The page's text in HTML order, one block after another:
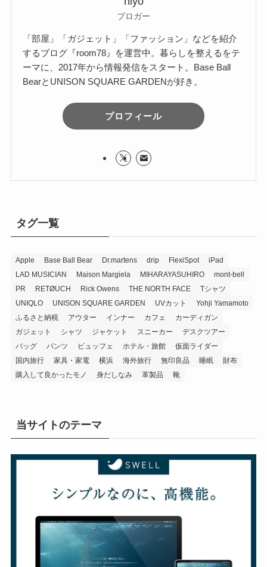
ブロガー
「部屋」「ガジェット」「ファッション」などを紹介
するブログ『room78』を運営中。暮らしを整えるをテ
ーマに、2017年から情報発信をスタート。Base Ball
BearとUNISON SQUARE GARDENが好き。
プロフィール
タグ一覧
Apple Base Ball Bear Dr.martens drip FlexiSpot
iPad
LAD MUSICIAN
Maison Margiela MIHARAYASUHIRO
mont-bell
PR
RETØUCH Rick Owens THE NORTH FACE
Tシャツ
UNIQLO
UNISON SQUARE GARDEN UVカット
Yohji Yamamoto
ふるさと納税
アウター インナー カフェ
カーディガン
ガジェット
シャツ ジャケット スニーカー
デスクツアー
バッグ
パンツ ビュッフェ ホテル・旅館
仮面ライダー
国内旅行
家具・家電 横浜 海外旅行 無印良品 睡眠
財布
購入して良かったモノ
身だしなみ 革製品 靴
当サイトのテーマ